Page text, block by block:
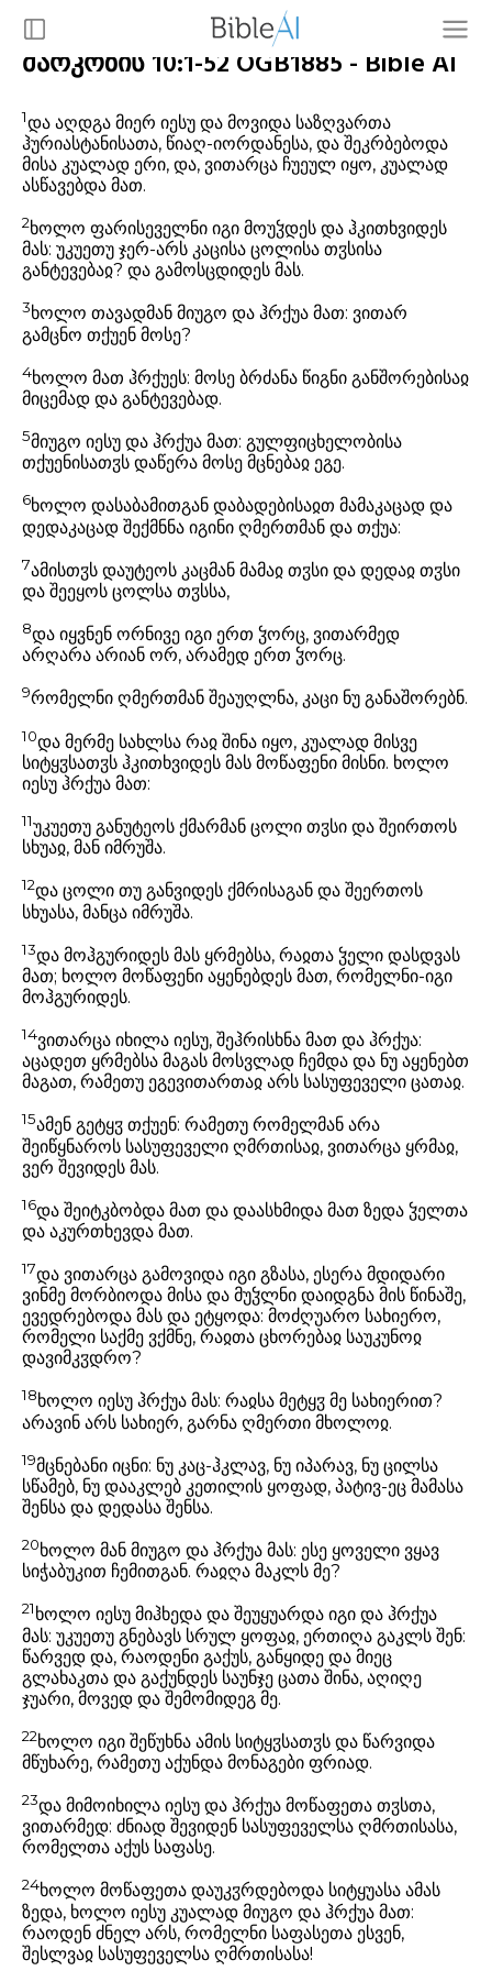
მარკოზის 10:1-52 OGB1885 - Bible AI
1და აღდგა მიერ იესუ და მოვიდა საზღვართა
ჰურიასტანისათა, წიაღ-იორდანესა, და შეკრბებოდა
მისა კუალად ერი, და, ვითარცა ჩუეულ იყო, კუალად
ასწავებდა მათ.
2ხოლო ფარისეველნი იგი მოუჴდეს და ჰკითხვიდეს
მას: უკუეთუ ჯერ-არს კაცისა ცოლისა თჳსისა
განტევებაჲ? და გამოსცდიდეს მას.
3ხოლო თავადმან მიუგო და ჰრქუა მათ: ვითარ
გამცნო თქუენ მოსე?
4ხოლო მათ ჰრქუეს: მოსე ბრძანა წიგნი განშორებისაჲ
მიცემად და განტევებად.
5მიუგო იესუ და ჰრქუა მათ: გულფიცხელობისა
თქუენისათჳს დაწერა მოსე მცნებაჲ ეგე.
6ხოლო დასაბამითგან დაბადებისაჲთ მამაკაცად და
დედაკაცად შექმნნა იგინი ღმერთმან და თქუა:
7ამისთჳს დაუტეოს კაცმან მამაჲ თჳსი და დედაჲ თჳსი
და შეეყოს ცოლსა თჳსსა,
8და იყვნენ ორნივე იგი ერთ ჴორც, ვითარმედ
არღარა არიან ორ, არამედ ერთ ჴორც.
9რომელნი ღმერთმან შეაუღლნა, კაცი ნუ განაშორებნ.
10და მერმე სახლსა რაჲ შინა იყო, კუალად მისვე
სიტყჳსათჳს ჰკითხვიდეს მას მოწაფენი მისნი. ხოლო
იესუ ჰრქუა მათ:
11უკუეთუ განუტეოს ქმარმან ცოლი თჳსი და შეირთოს
სხუაჲ, მან იმრუშა.
12და ცოლი თუ განვიდეს ქმრისაგან და შეერთოს
სხუასა, მანცა იმრუშა.
13და მოჰგურიდეს მას ყრმებსა, რაჲთა ჴელი დასდვას
მათ; ხოლო მოწაფენი აყენებდეს მათ, რომელნი-იგი
მოჰგურიდეს.
14ვითარცა იხილა იესუ, შეჰრისხნა მათ და ჰრქუა:
აცადეთ ყრმებსა მაგას მოსვლად ჩემდა და ნუ აყენებთ
მაგათ, რამეთუ ეგევითართაჲ არს სასუფეველი ცათაჲ.
15ამენ გეტყჳ თქუენ: რამეთუ რომელმან არა
შეიწყნაროს სასუფეველი ღმრთისაჲ, ვითარცა ყრმაჲ,
ვერ შევიდეს მას.
16და შეიტკბობდა მათ და დაასხმიდა მათ ზედა ჴელთა
და აკურთხევდა მათ.
17და ვითარცა გამოვიდა იგი გზასა, ესერა მდიდარი
ვინმე მორბიოდა მისა და მუჴლნი დაიდგნა მის წინაშე,
ევედრებოდა მას და ეტყოდა: მოძღუარო სახიერო,
რომელი საქმე ვქმნე, რაჲთა ცხორებაჲ საუკუნოჲ
დავიმკჳდრო?
18ხოლო იესუ ჰრქუა მას: რაჲსა მეტყჳ მე სახიერით?
არავინ არს სახიერ, გარნა ღმერთი მხოლოჲ.
19მცნებანი იცნი: ნუ კაც-ჰკლავ, ნუ იპარავ, ნუ ცილსა
სწამებ, ნუ დააკლებ კეთილის ყოფად, პატივ-ეც მამასა
შენსა და დედასა შენსა.
20ხოლო მან მიუგო და ჰრქუა მას: ესე ყოველი ვყავ
სიჭაბუკით ჩემითგან. რაჲღა მაკლს მე?
21ხოლო იესუ მიჰხედა და შეუყუარდა იგი და ჰრქუა
მას: უკუეთუ გნებავს სრულ ყოფაჲ, ერთიღა გაკლს შენ:
წარვედ და, რაოდენი გაქუს, განყიდე და მიეც
გლახაკთა და გაქუნდეს საუნჯე ცათა შინა, აღიღე
ჯუარი, მოვედ და შემომიდეგ მე.
22ხოლო იგი შეწუხნა ამის სიტყჳსათჳს და წარვიდა
მწუხარე, რამეთუ აქუნდა მონაგები ფრიად.
23და მიმოიხილა იესუ და ჰრქუა მოწაფეთა თჳსთა,
ვითარმედ: ძნიად შევიდენ სასუფეველსა ღმრთისასა,
რომელთა აქუს საფასე.
24ხოლო მოწაფეთა დაუკჳრდებოდა სიტყუასა ამას
ზედა, ხოლო იესუ კუალად მიუგო და ჰრქუა მათ:
რაოდენ ძნელ არს, რომელნი საფასეთა ესვენ,
შესლვაჲ სასუფეველსა ღმრთისასა!